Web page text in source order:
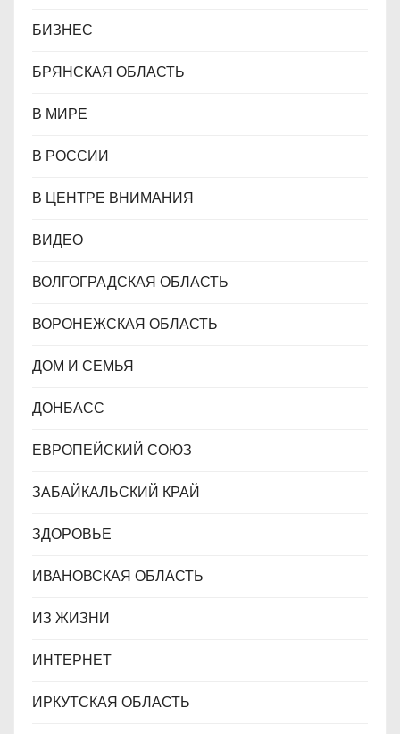
БИЗНЕС
БРЯНСКАЯ ОБЛАСТЬ
В МИРЕ
В РОССИИ
В ЦЕНТРЕ ВНИМАНИЯ
ВИДЕО
ВОЛГОГРАДСКАЯ ОБЛАСТЬ
ВОРОНЕЖСКАЯ ОБЛАСТЬ
ДОМ И СЕМЬЯ
ДОНБАСС
ЕВРОПЕЙСКИЙ СОЮЗ
ЗАБАЙКАЛЬСКИЙ КРАЙ
ЗДОРОВЬЕ
ИВАНОВСКАЯ ОБЛАСТЬ
ИЗ ЖИЗНИ
ИНТЕРНЕТ
ИРКУТСКАЯ ОБЛАСТЬ